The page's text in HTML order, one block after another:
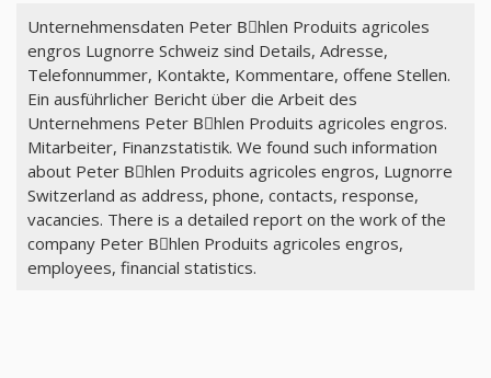
Unternehmensdaten Peter Bِhlen Produits agricoles
engros Lugnorre Schweiz sind Details, Adresse,
Telefonnummer, Kontakte, Kommentare, offene Stellen.
Ein ausführlicher Bericht über die Arbeit des
Unternehmens Peter Bِhlen Produits agricoles engros.
Mitarbeiter, Finanzstatistik. We found such information
about Peter Bِhlen Produits agricoles engros, Lugnorre
Switzerland as address, phone, contacts, response,
vacancies. There is a detailed report on the work of the
company Peter Bِhlen Produits agricoles engros,
employees, financial statistics.